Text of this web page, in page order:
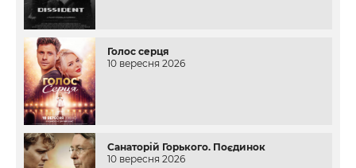
Голос серця
10 вересня 2026
Санаторій Горького. Поєдинок
10 вересня 2026